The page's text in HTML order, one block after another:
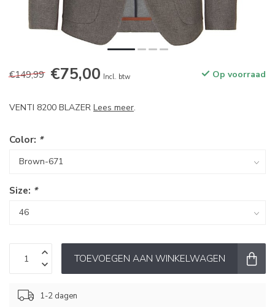
€149,99 €75,00 Incl. btw Op voorraad
VENTI 8200 BLAZER Lees meer.
Color: *
Size: *
TOEVOEGEN AAN WINKELWAGEN
1-2 dagen